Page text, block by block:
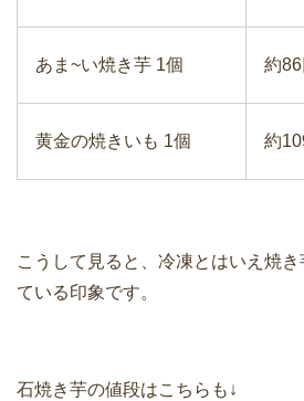
あま~い焼き芋 1個 約86
黄金の焼きいも 1個 約
こうして見ると、冷凍とはいえ焼
ている印象です。
石焼き芋の値段はこちらも↓